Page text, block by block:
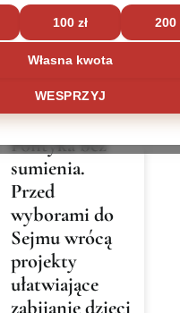
2026-07-08
Polityka bez
sumienia.
Przed
wyborami do
Sejmu wrócą
projekty
ułatwiające
zabijanie dzieci
100 zł 200
WESPRZYJ